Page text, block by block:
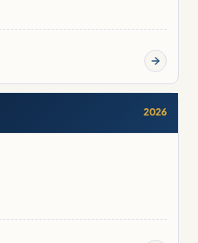
2026